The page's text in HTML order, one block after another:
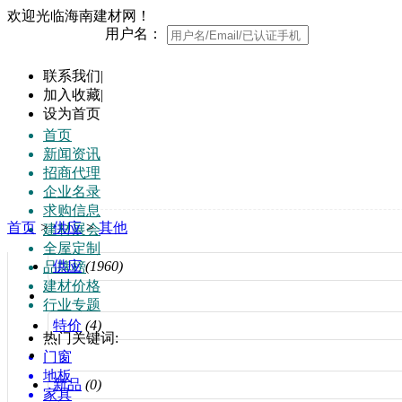
欢迎光临海南建材网！
用户名：
联系我们|
加入收藏|
设为首页
首页
新闻资讯
招商代理
企业名录
求购信息
建材展会
全屋定制
品牌榜
建材价格
行业专题
热门关键词:
门窗
地板
家具
首页 > 供应 > 其他
供应 (1960)
特价 (4)
新品 (0)